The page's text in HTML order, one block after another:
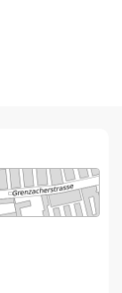
MapBS.
wird in einem